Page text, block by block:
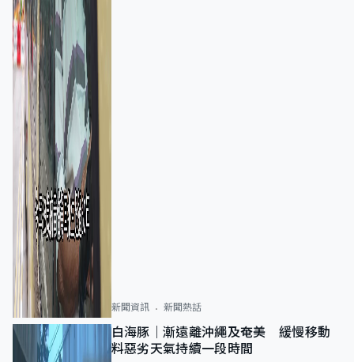
新聞資訊 新聞熱話
白海豚｜漸遠離沖繩及奄美 緩慢移動
料惡劣天氣持續一段時間